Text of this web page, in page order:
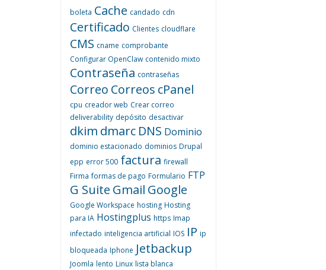
boleta Cache candado cdn
Certificado Clientes cloudflare
CMS cname comprobante
Configurar OpenClaw contenido mixto
Contraseña contraseñas
Correo Correos cPanel
cpu creador web Crear correo
deliverability depósito desactivar
dkim dmarc DNS Dominio
dominio estacionado dominios Drupal
epp error 500 factura firewall
Firma formas de pago Formulario FTP
G Suite Gmail Google
Google Workspace hosting Hosting
para IA Hostingplus https Imap
infectado inteligencia artificial IOS IP ip
bloqueada Iphone Jetbackup
Joomla lento Linux lista blanca